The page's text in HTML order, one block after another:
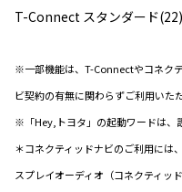
T-Connect スタンダード(22)
※一部機能は、T-Connectやコネク
ビ契約の有無に関わらずご利用いた
※「Hey,トヨタ」の起動ワードは、
＊コネクティッドナビのご利用には
スプレイオーディオ（コネクティッ